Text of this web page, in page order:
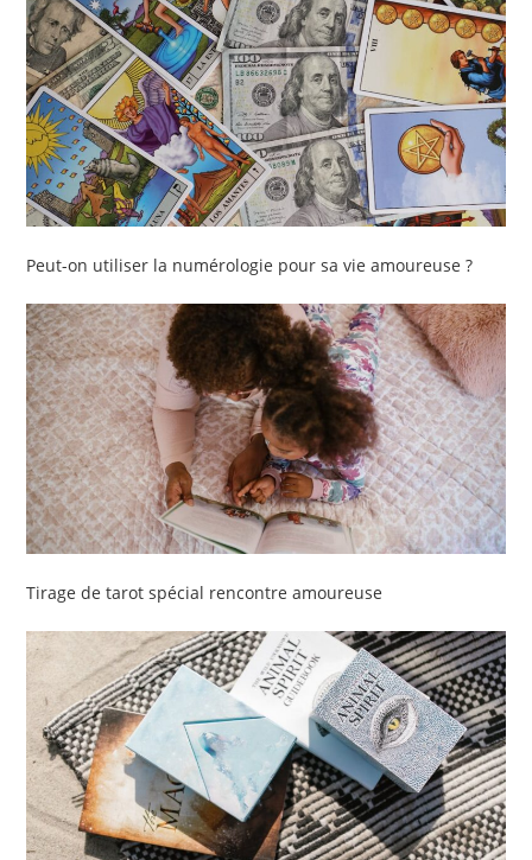
Peut-on utiliser la numérologie pour sa vie amoureuse ?
Tirage de tarot spécial rencontre amoureuse